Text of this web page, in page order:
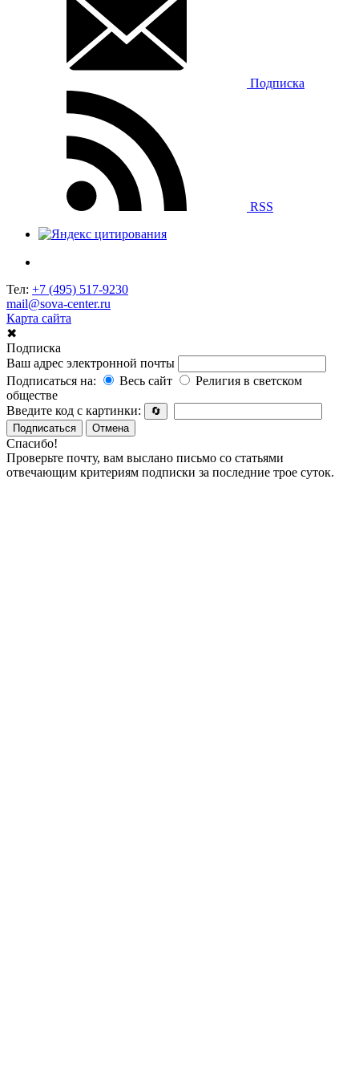
Подписка
RSS
Тел: +7 (495) 517-9230
mail@sova-center.ru
Карта сайта
✖
Подписка
Ваш адрес электронной почты
Подписаться на:
Весь сайт
Религия в светском
обществе
Введите код с картинки:
🔄
Подписаться
Отмена
Спасибо!
Проверьте почту, вам выслано письмо со статьями
отвечающим критериям подписки за последние трое суток.